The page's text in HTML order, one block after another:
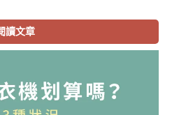
讀文章